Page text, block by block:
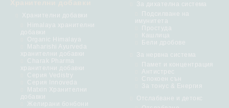
Хранителни добавки
Himalaya хранителни
добавки
Organic Himalaya
Maharishi Ayurveda
хранителни добавки
Charak Pharma
хранителни добавки
Серия Vedistry
Серия Innoveda
Matxin Хранителни
добавки
Желирани бонбони
За дихателна система
Подсилване на
имунитета
Простуда
Кашлица
Бели дробове
За нервна система
Памет и концентрация
Антистрес
Спокоен сън
За тонус & Енергия
Отслабване и детокс